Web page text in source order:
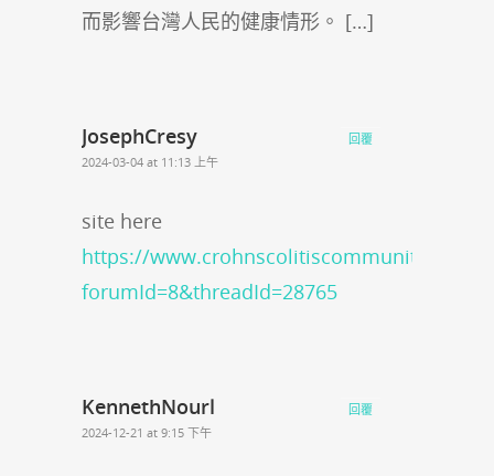
而影響台灣人民的健康情形。 […]
JosephCresy
2024-03-04 at 11:13 上午
site here
https://www.crohnscolitiscommunity.org/
forumId=8&threadId=28765
回覆
KennethNourl
2024-12-21 at 9:15 下午
回覆